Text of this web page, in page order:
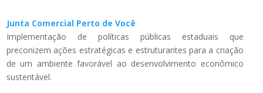
Junta Comercial Perto de Você
Implementação de políticas públicas estaduais que
preconizem ações estratégicas e estruturantes para a criação
de um ambiente favorável ao desenvolvimento econômico
sustentável.